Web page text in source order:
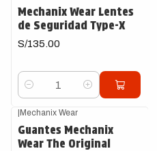
Mechanix Wear Lentes
de Seguridad Type-X
S/135.00
Cantidad
|Mechanix Wear
Guantes Mechanix
Wear The Original